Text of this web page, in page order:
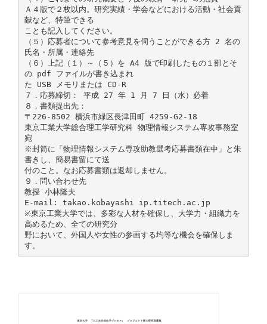
Ａ４版で２枚以内。研究実績・学会などにおける活動・社会貢
献など、特筆できる
ことも記入してください。
（５）応募者について参考意見を伺うことができる方 2 名の
氏名・所属・連絡先
（６）上記（１）～（５）を A4 版で印刷したもの１部とそ
の pdf ファイルが書き込まれ
た USB メモリまたは CD-R
７．応募締切： 平成 27 年 1 月 7 日（水）必着
８．書類提出先：
〒226-8502 横浜市緑区長津田町 4259-G2-18
東京工業大学総合理工学研究科 物理情報システム専攻事務室
宛
※封筒に「物理情報システム専攻助教選考応募書類在中」と朱
書きし、簡易書留にて送
付のこと。なお応募書類は返却しません。
９．問い合わせ先
教授 小林隆夫
E-mail: takao.kobayashi ip.titech.ac.jp
※東京工業大学では、多彩な人材を確保し、大学力・組織力を
高めるため、全ての研究分
野において、外国人や女性の参画する均等な機会を確保しま